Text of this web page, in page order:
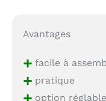
Avantages
+facile à
+pratique
option réglable